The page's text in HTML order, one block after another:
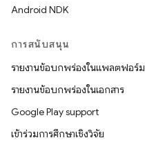
Android NDK
การสนับสนุน
รายงานข้อบกพร่องในแพลตฟอร์ม
รายงานข้อบกพร่องในเอกสาร
Google Play support
เข้าร่วมการศึกษาเชิงวิจัย